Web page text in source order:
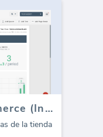
Ventas de WooCommerce (Informe)
de la tienda